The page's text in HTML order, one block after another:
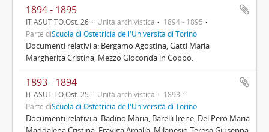
1894 - 1895
IT ASUT TO.Ost. 26 Unità archivistica
1894 - 1895
Parte diScuola di Ostetricia dell'Università di Torino
Documenti relativi a: Bergamo Agostina, Gatti Maria
Margherita Cristina, Mezzo Gioconda in Coppo.
1893 - 1894
IT ASUT TO.Ost. 25 Unità archivistica
1893
Parte diScuola di Ostetricia dell'Università di Torino
Documenti relativi a: Badino Maria, Barelli Irene, Del Pero Maria